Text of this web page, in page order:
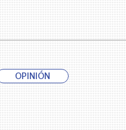
OPINIÓN